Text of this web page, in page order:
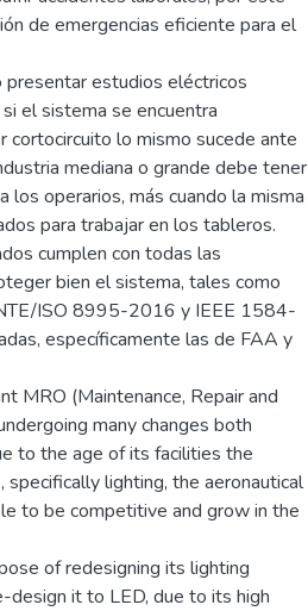
de emergencias eficiente para el
estudios eléctricos
el sistema se encuentra
lo mismo sucede ante
mediana o grande debe tener
operarios, más cuando la misma
para trabajar en los tableros.
cumplen con todas las
bien el sistema, tales como
ISO 8995-2016 y IEEE 1584-
específicamente las de FAA y
MRO (Maintenance, Repair and
many changes both
to the age of its facilities the
lighting, the aeronautical
to be competitive and grow in the
of redesigning its lighting
it to LED, due to its high